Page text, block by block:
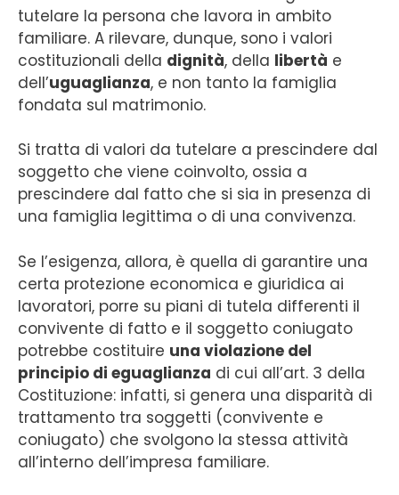
tutelare la persona che lavora in ambito
familiare. A rilevare, dunque, sono i valori
costituzionali della dignità, della libertà e
dell’uguaglianza, e non tanto la famiglia
fondata sul matrimonio.
Si tratta di valori da tutelare a prescindere dal
soggetto che viene coinvolto, ossia a
prescindere dal fatto che si sia in presenza di
una famiglia legittima o di una convivenza.
Se l’esigenza, allora, è quella di garantire una
certa protezione economica e giuridica ai
lavoratori, porre su piani di tutela differenti il
convivente di fatto e il soggetto coniugato
potrebbe costituire una violazione del
principio di eguaglianza di cui all’art. 3 della
Costituzione: infatti, si genera una disparità di
trattamento tra soggetti (convivente e
coniugato) che svolgono la stessa attività
all’interno dell’impresa familiare.